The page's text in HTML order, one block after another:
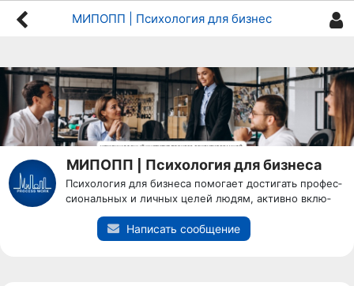
МИПОПП | Психология для бизнеса
МИПОПП | Психология для бизнеса
Пси­холо­гия для биз­не­са по­мога­ет дос­ти­гать про­фес­
си­ональ­ных и лич­ных це­лей лю­дям, ак­тивно вклю­
Написать сообщение